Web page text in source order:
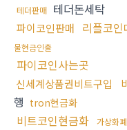
테더판매 테더돈세탁
파이코인판매 리플코인
물현금인출
파이코인사는곳
신세계상품권비트구입
행 tron현금화
비트코인현금화 가상화